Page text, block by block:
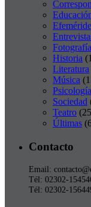
Fotografía
Historia
Literatura
Música
Psicología
Sociedad
Teatro
Últimas
Contacto
Email:
Tél: 02302-
Tél: 02302-